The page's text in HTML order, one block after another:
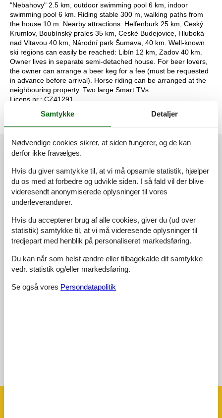
"Nebahovy" 2.5 km, outdoor swimming pool 6 km, indoor
swimming pool 6 km. Riding stable 300 m, walking paths from
the house 10 m. Nearby attractions: Helfenburk 25 km, Ceský
Krumlov, Boubínský prales 35 km, Ceské Budejovice, Hluboká
nad Vltavou 40 km, Národní park Šumava, 40 km. Well-known
ski regions can easily be reached: Libín 12 km, Zadov 40 km.
Owner lives in separate semi-detached house. For beer lovers,
the owner can arrange a beer keg for a fee (must be requested
in advance before arrival). Horse riding can be arranged at the
neighbouring property. Two large Smart TVs.
Licens nr.: CZ41291
Eksterne anmeldelser
4,0
Adgangsvej:
Interiør:
Køkken:
Beliggenhed:
Udendørs:
Samtykke Detaljer
Nødvendige cookies sikrer, at siden fungerer, og de kan
derfor ikke fravælges.
Hvis du giver samtykke til, at vi må opsamle statistik, hjælper
du os med at forbedre og udvikle siden. I så fald vil der blive
videresendt anonymiserede oplysninger til vores
underleverandører.
Hvis du accepterer brug af alle cookies, giver du (ud over
statistik) samtykke til, at vi må videresende oplysninger til
tredjepart med henblik på personaliseret markedsføring.
Du kan når som helst ændre eller tilbagekalde dit samtykke
vedr. statistik og/eller markedsføring.
Se også vores Persondatapolitik